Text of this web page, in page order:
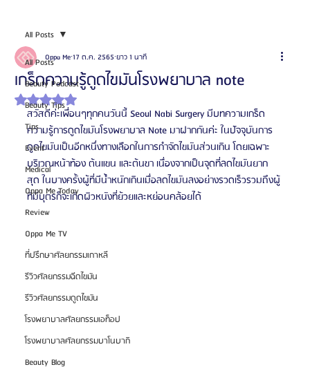
All Posts
Beauty Podcast
Beauty Tips
Tips
Event
Medical
Oppa Me Today
Review
Oppa Me TV
ที่ปรึกษาศัลยกรรมเกาหลี
รีวิวศัลยกรรมฉีดไขมัน
รีวิวศัลยกรรมดูดไขมัน
โรงพยาบาลศัลยกรรมเอท็อป
โรงพยาบาลศัลยกรรมบาโนบากิ
Beauty Blog
All Posts
เกร็ดความรู้ดูดไขมันโรงพยาบาล note
Oppa Me17 ต.ค. 2565 ยาว 1 นาที
ได้รับ NaN เต็ม 5 ดาว
สวัสดีค่ะเพื่อนๆทุกคนวันนี้ Seoul Nabi Surgery มีบทความเกร็ด
ความรู้การดูดไขมันโรงพยาบาล Note มาฝากกันค่ะ ในปัจจุบันการ
ดูดไขมันเป็นอีกหนึ่งทางเลือกในการกำจัดไขมันส่วนเกิน โดยเฉพาะ
บริเวณหน้าท้อง ต้นแขน และต้นขา เนื่องจากเป็นจุดที่ลดไขมันยาก
สุด ในบางครั้งผู้ที่มีน้ำหนักเกินเมื่อลดไขมันลงอย่างรวดเร็วรวมถึงผู้
ที่มีบุตรก็จะเกิดผิวหนังที่ย้วยและหย่อนคล้อยได้